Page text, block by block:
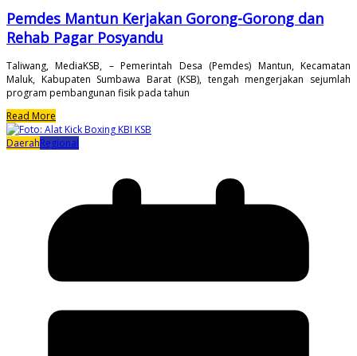
Pemdes Mantun Kerjakan Gorong-Gorong dan
Rehab Pagar Posyandu
Taliwang, MediaKSB, – Pemerintah Desa (Pemdes) Mantun, Kecamatan
Maluk, Kabupaten Sumbawa Barat (KSB), tengah mengerjakan sejumlah
program pembangunan fisik pada tahun
Read More
DaerahRegional